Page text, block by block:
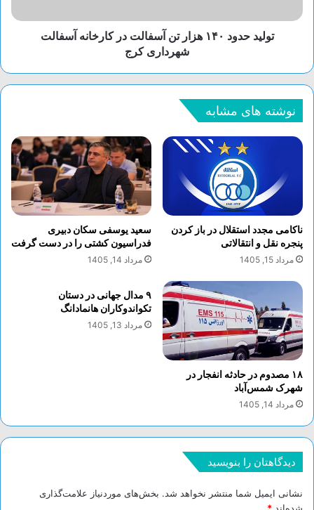
2
سخت‌افزاری بهره می‌برد، 25 درصد نسبت به
درصد مصرف انرژی بهینه‌تری هم دارد. همچنین
این گوشی امکان برقراریارتباط ماهواره‌ای
اضطراریو پشتیبانی از
داشت.
امسال برخلاف سال‌های گذشته، سامسونگ از
اسنپدراگون 8 نسل 2 در تمام کشورها استفاده
می‌کند و البته با نسخه ویژه‌ای از این تراشه
روبه‌رو می‌شویم. درحقیقت سامسونگ با همکاری
کوالکام، ازنسخه اورکلاک‌شده این چیپاستفاده
می‌کند.
مجهز می‌شود، دوربین اولترا واید 12 مگاپیکسلی و
Pen بهره می‌برد و حداکثر 12 گیگابایت رم و
ترابایتحافظه داخلی را در اختیار خریدارانش
قرار می‌دهد.
گلکسی S23 و S23 پلاس
دو گوشی دیگر خانواده گلکسی S23، نسبت به
نسل قبلی‌شان طراحی ظاهری متفاوتی نخواهند
داشت و تنها دیگر خبری از ماژول دوربین روی پنل
پشتی‌شان نخواهد بود. این گوشی‌های هوشمند هم
تولید حدود ۱۴۰ هزار تن آسفالت در کارخانه آسفالت
شهرداری کرج
نوشته های مشابه
ناکامی مجدد استقلال در باز کردن
پنجره نقل و انتقالاتی
مرداد 15, 1405
سعید یوسفی سکان دبیری
فدراسیون کشتی را در دست گرفت
مرداد 14, 1405
۱۸ مصدوم در حادثه انفجار در
شهرک شمس‌آباد
مرداد 14, 1405
۹ مدال جهانی در دستان
تکواندوکاران هانمادانگ
مرداد 13, 1405
دیدگاهتان را بنویسید
نشانی ایمیل شما منتشر نخواهد شد. بخش‌های موردنیاز علامت‌گذاری